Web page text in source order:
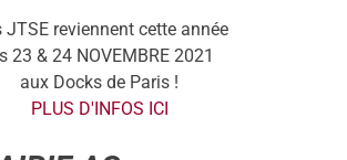
JTSE reviennent cette année
23 & 24 NOVEMBRE 2021
aux Docks de Paris !
PLUS D'INFOS ICI